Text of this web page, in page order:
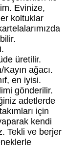
Evinize,
koltuklar
üretilir.
Kayın ağacı.
en iyisi.
gönderilir.
adetlerde
için
kendi
Tekli ve berjer